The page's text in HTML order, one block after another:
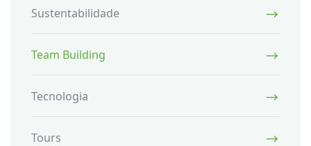
Sustentabilidade
Team Building
Tecnologia
Tours